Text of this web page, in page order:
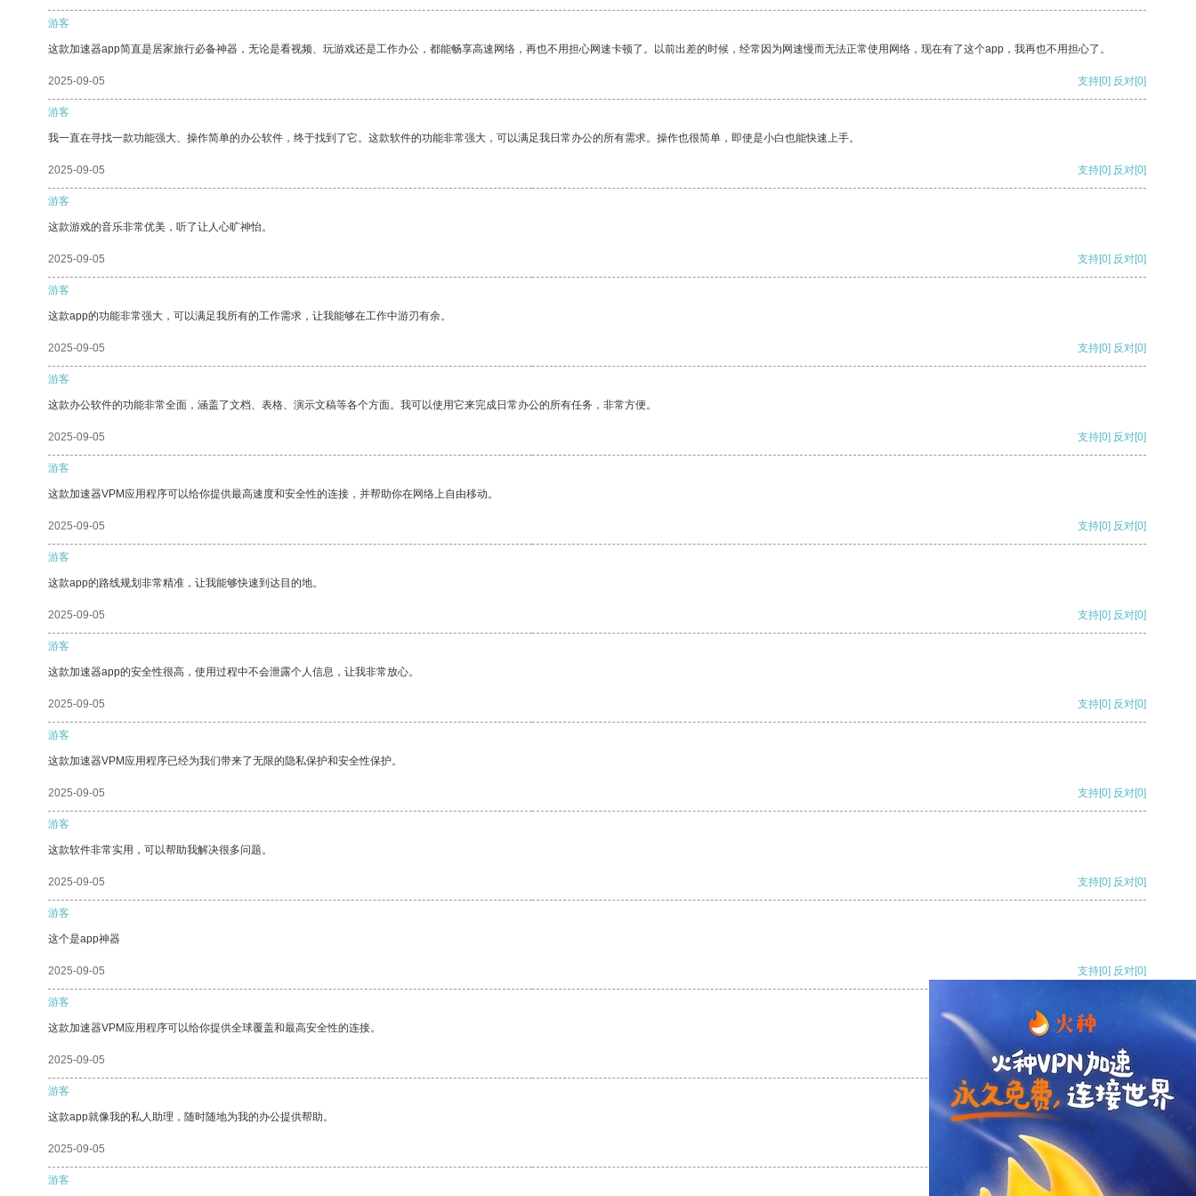
游客
这款加速器app简直是居家旅行必备神器，无论是看视频、玩游戏还是工作办公，都能畅享高速网络，再也不用担心网速卡顿了。以前出差的时候，经常因为网速慢而无法正常使用网络，现在有了这个app，我再也不用担心了。
2025-09-05 支持[0] 反对[0]
游客
我一直在寻找一款功能强大、操作简单的办公软件，终于找到了它。这款软件的功能非常强大，可以满足我日常办公的所有需求。操作也很简单，即使是小白也能快速上手。
2025-09-05 支持[0] 反对[0]
游客
这款游戏的音乐非常优美，听了让人心旷神怡。
2025-09-05 支持[0] 反对[0]
游客
这款app的功能非常强大，可以满足我所有的工作需求，让我能够在工作中游刃有余。
2025-09-05 支持[0] 反对[0]
游客
这款办公软件的功能非常全面，涵盖了文档、表格、演示文稿等各个方面。我可以使用它来完成日常办公的所有任务，非常方便。
2025-09-05 支持[0] 反对[0]
游客
这款加速器VPM应用程序可以给你提供最高速度和安全性的连接，并帮助你在网络上自由移动。
2025-09-05 支持[0] 反对[0]
游客
这款app的路线规划非常精准，让我能够快速到达目的地。
2025-09-05 支持[0] 反对[0]
游客
这款加速器app的安全性很高，使用过程中不会泄露个人信息，让我非常放心。
2025-09-05 支持[0] 反对[0]
游客
这款加速器VPM应用程序已经为我们带来了无限的隐私保护和安全性保护。
2025-09-05 支持[0] 反对[0]
游客
这款软件非常实用，可以帮助我解决很多问题。
2025-09-05 支持[0] 反对[0]
游客
这个是app神器
2025-09-05 支持[0] 反对[0]
游客
这款加速器VPM应用程序可以给你提供全球覆盖和最高安全性的连接。
2025-09-05 支持[0] 反对
游客
这款app就像我的私人助理，随时随地为我的办公提供帮助。
2025-09-05 支持
游客